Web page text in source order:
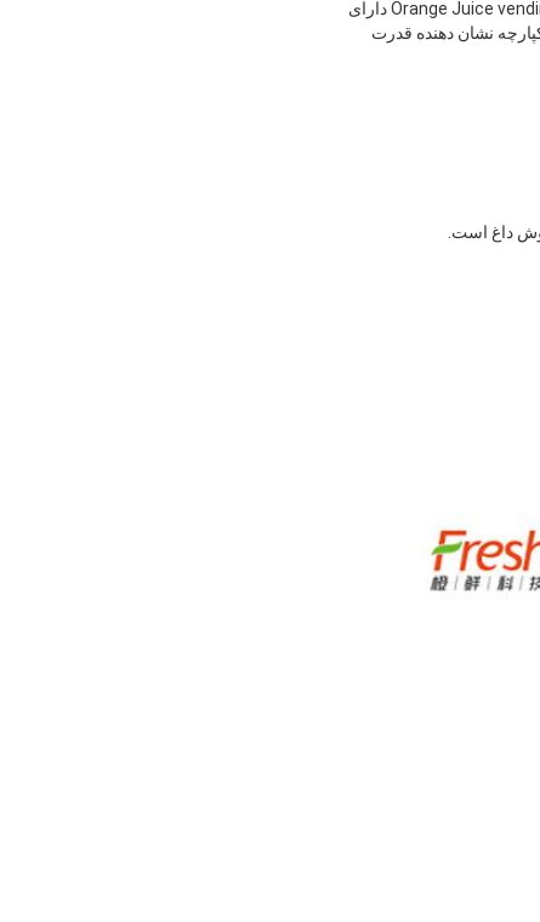
پرتقال وندینگ پایگاه تولید خود را دارد که شامل بخش پردازش ورق فلز، بخش نقاشی، بخش مونتاژ می شود.Orange Juice vending دارای
نشان دهنده قدرت
داغ است.